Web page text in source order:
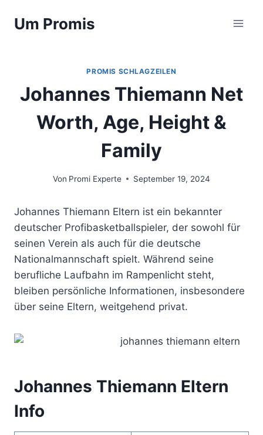
InhaltUm Promis
PROMIS SCHLAGZEILEN
Johannes Thiemann Net
Worth, Age, Height &
Family
Von Promi Experte September 19, 2024
Johannes Thiemann Eltern ist ein bekannter
deutscher Profibasketballspieler, der sowohl für
seinen Verein als auch für die deutsche
Nationalmannschaft spielt. Während seine
berufliche Laufbahn im Rampenlicht steht,
bleiben persönliche Informationen, insbesondere
über seine Eltern, weitgehend privat.
Johannes Thiemann Eltern
Info